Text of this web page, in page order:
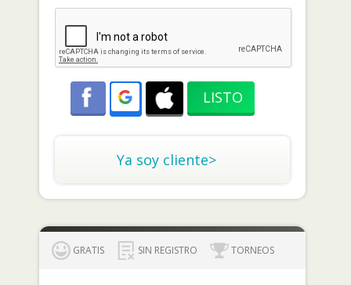
Ya soy cliente>
GRATIS SIN REGISTRO TORNEOS